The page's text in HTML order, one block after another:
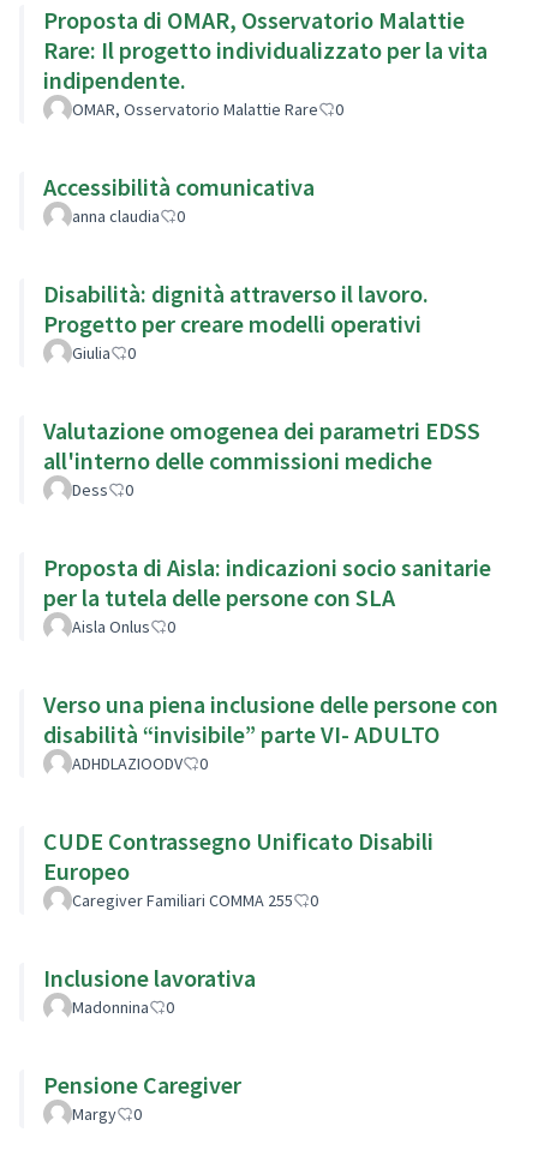
Proposta di OMAR, Osservatorio Malattie
Rare: Il progetto individualizzato per la vita
indipendente.
OMAR, Osservatorio Malattie Rare 0
Accessibilità comunicativa
anna claudia 0
Disabilità: dignità attraverso il lavoro.
Progetto per creare modelli operativi
Giulia 0
Valutazione omogenea dei parametri EDSS
all'interno delle commissioni mediche
Dess 0
Proposta di Aisla: indicazioni socio sanitarie
per la tutela delle persone con SLA
Aisla Onlus 0
Verso una piena inclusione delle persone con
disabilità “invisibile” parte VI- ADULTO
ADHDLAZIOODV 0
CUDE Contrassegno Unificato Disabili
Europeo
Caregiver Familiari COMMA 255 0
Inclusione lavorativa
Madonnina 0
Pensione Caregiver
Margy 0